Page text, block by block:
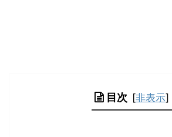
目次 [非表示]